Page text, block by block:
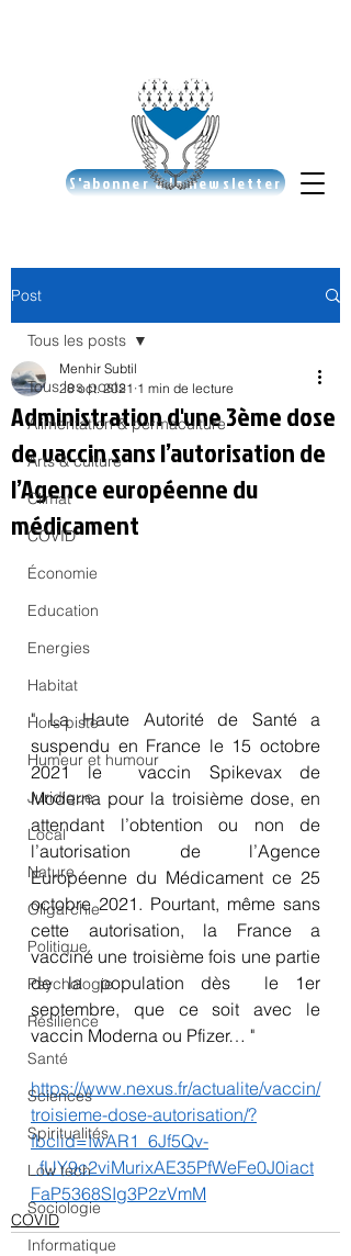
S'abonner à la newsletter
Post
Tous les posts
Alimentation & permaculture
Arts & culture
Climat
COVID
Économie
Education
Energies
Habitat
Hors piste
Humeur et humour
Juridique
Local
Nature
Oligarchie
Politique
Psychologie
Résilience
Santé
Sciences
Spiritualités
Low tech
Sociologie
Informatique
Tous les posts
Administration d'une 3ème dose
de vaccin sans l’autorisation de
l’Agence européenne du
médicament
Menhir Subtil
28 oct. 2021 1 min de lecture
" La Haute Autorité de Santé a
suspendu en France le 15 octobre
2021 le  vaccin Spikevax de
Moderna pour la troisième dose, en
attendant l’obtention ou non de
l’autorisation de l’Agence
Européenne du Médicament ce 25
octobre 2021. Pourtant, même sans
cette autorisation, la France a
vacciné une troisième fois une partie
de la population dès  le 1er
septembre, que ce soit avec le
vaccin Moderna ou Pfizer… "
https://www.nexus.fr/actualite/vaccin/
troisieme-dose-autorisation/?
fbclid=IwAR1_6Jf5Qv-
_fUY9c2viMurixAE35PfWeFe0J0iact
FaP5368SIg3P2zVmM
COVID